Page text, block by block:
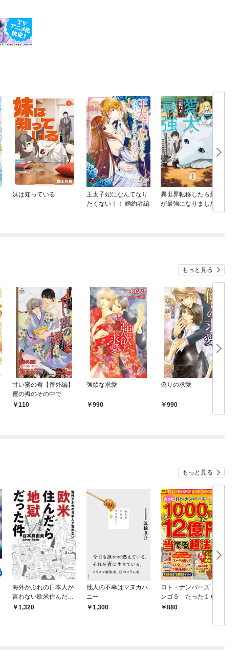
妹は知っている
王太子妃になんてなり
たくない！！ 婚約者編
異世界転移したら愛犬
が最強になりました ～
シルバーフェンリルと
もっと見る
甘い蜜の褥【番外編】
蜜の褥のその中で
110
強欲な求愛
990
偽りの求愛
990
もっと見る
海外かぶれの日本人が
言わない欧米住んだら
地獄だった件
1,320
他人の不幸はマヌカハ
ニー
1,300
ロト・ナンバーズ・ビ
ンゴ５ たった１００
０円で１２億円を当て
880